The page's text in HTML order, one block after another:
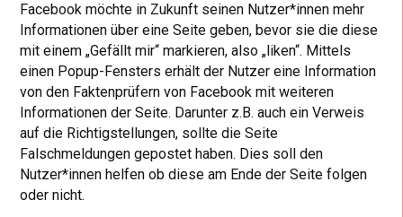
Facebook möchte in Zukunft seinen Nutzer*innen mehr
Informationen über eine Seite geben, bevor sie die diese
mit einem „Gefällt mir“ markieren, also „liken“. Mittels
einen Popup-Fensters erhält der Nutzer eine Information
von den Faktenprüfern von Facebook mit weiteren
Informationen der Seite. Darunter z.B. auch ein Verweis
auf die Richtigstellungen, sollte die Seite
Falschmeldungen gepostet haben. Dies soll den
Nutzer*innen helfen ob diese am Ende der Seite folgen
oder nicht.